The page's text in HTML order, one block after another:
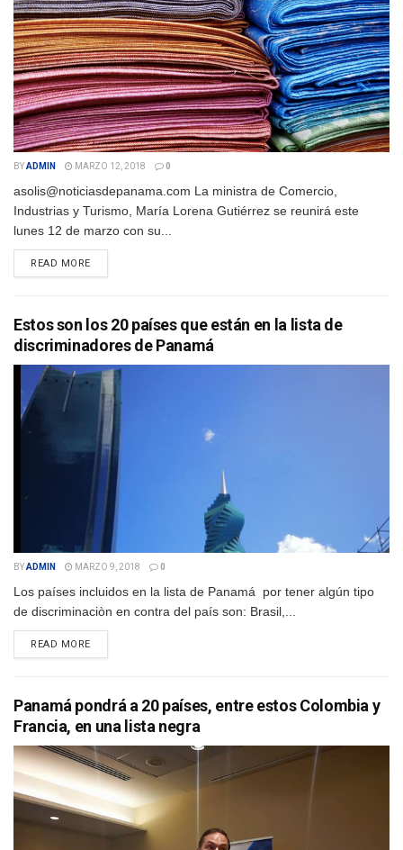
BYADMIN MARZO 12, 2018 0
asolis@noticiasdepanama.com La ministra de Comercio,
Industrias y Turismo, María Lorena Gutiérrez se reunirá este
lunes 12 de marzo con su...
READ MOREDETAILS
Estos son los 20 países que están en la lista de
discriminadores de Panamá
BYADMIN MARZO 9, 2018 0
Los países incluidos en la lista de Panamá por tener algún tipo
de discriminaciòn en contra del país son: Brasil,...
READ MOREDETAILS
Panamá pondrá a 20 países, entre estos Colombia y
Francia, en una lista negra